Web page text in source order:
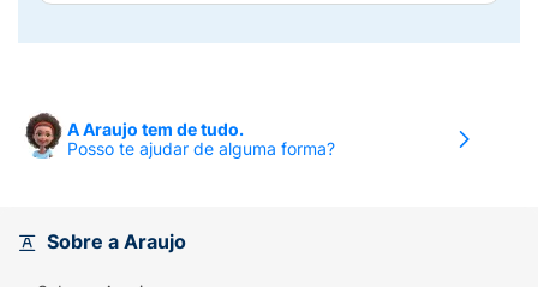
A Araujo tem de tudo.
Posso te ajudar de alguma forma?
Sobre a Araujo